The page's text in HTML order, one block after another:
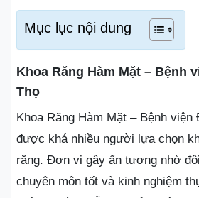
Mục lục nội dung
Khoa Răng Hàm Mặt – Bệnh
Thọ
Khoa Răng Hàm Mặt – Bệnh viện
được khá nhiều người lựa chọn
răng. Đơn vị gây ấn tượng nhờ
chuyên môn tốt và kinh nghiệm